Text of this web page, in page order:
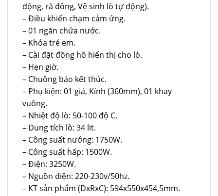
động, rã đông, Vệ sinh lò tự động).
– Điều khiển chạm cảm ứng.
– 01 ngăn chứa nước.
– Khóa trẻ em.
– Cài đặt đồng hồ hiển thị cho lò.
– Hẹn giờ.
– Chuông báo kết thúc.
– Phụ kiện: 01 giá, Kính (360mm), 01 khay
vuông.
– Nhiệt độ lò: 50-100 độ C.
– Dung tích lò: 34 lit.
– Công suất nướng: 1750W.
– Công suất hấp: 1500W.
– Điện: 3250W.
– Nguồn điện: 220-230v/50hz.
– KT sản phẩm (DxRxC): 594x550x454,5mm.